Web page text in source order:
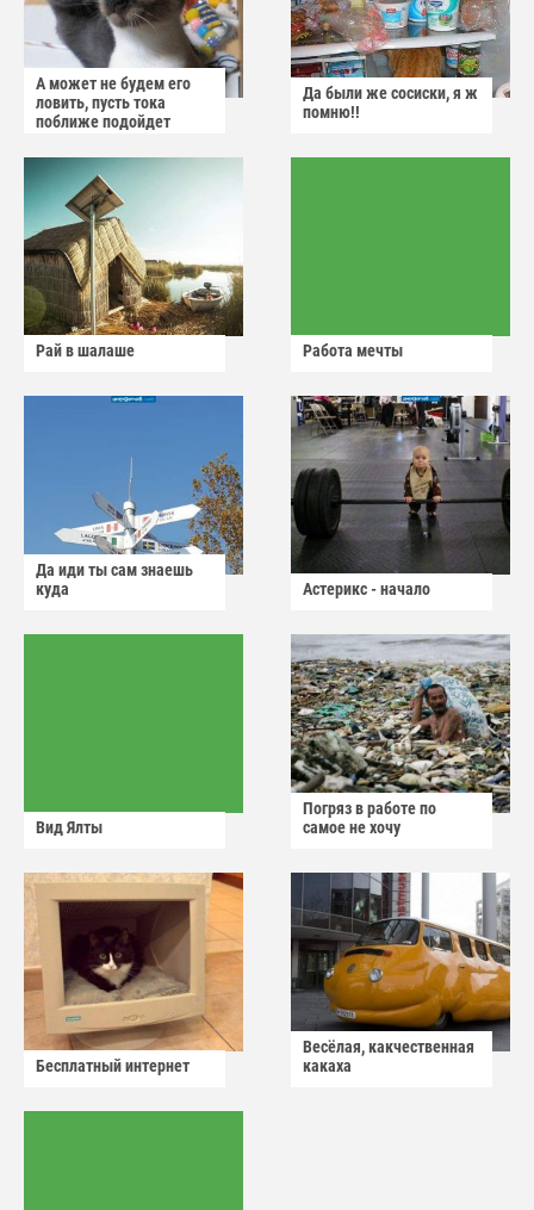
А может не будем его
ловить, пусть тока
поближе подойдет
Да были же сосиски, я ж
помню!!
Рай в шалаше Работа мечты
Да иди ты сам знаешь
куда
Астерикс - начало
Вид Ялты
Погряз в работе по
самое не хочу
Бесплатный интернет
Весёлая, какчественная
какаха